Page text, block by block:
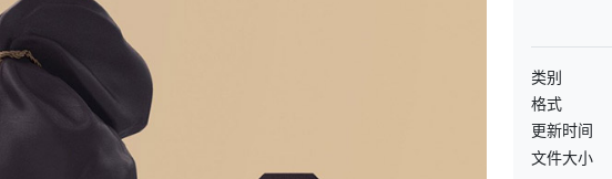
类别
格式
更新时间
文件大小